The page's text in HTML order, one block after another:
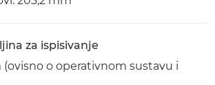
za ispisivanje
(ovisno o operativnom sustavu i